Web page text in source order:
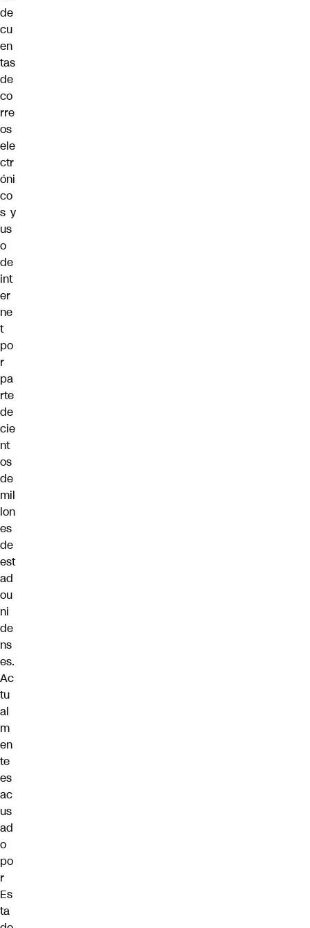
de
cu
en
tas
de
co
rre
os
ele
ctr
óni
co
s y
us
o
de
int
er
ne
t
po
r
pa
rte
de
cie
nt
os
de
mil
lon
es
de
est
ad
ou
ni
de
ns
es.
Ac
tu
al
m
en
te
es
ac
us
ad
o
po
r
Es
ta